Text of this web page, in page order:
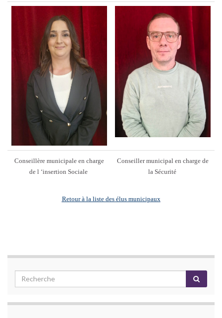
Conseillère municipale en charge
de l ‘insertion Sociale
Conseiller municipal en charge de
la Sécurité
Retour à la liste des élus municipaux